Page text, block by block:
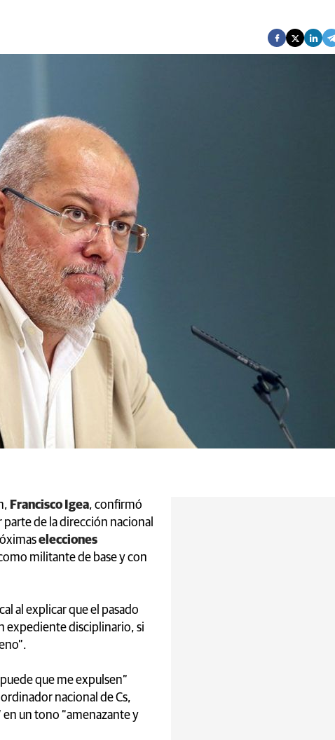
Francisco Igea, confirmó
parte de la dirección nacional
elecciones
militante de base y con
al explicar que el pasado
expediente disciplinario, si
que me expulsen”
nacional de Cs,
en un tono “amenazante y